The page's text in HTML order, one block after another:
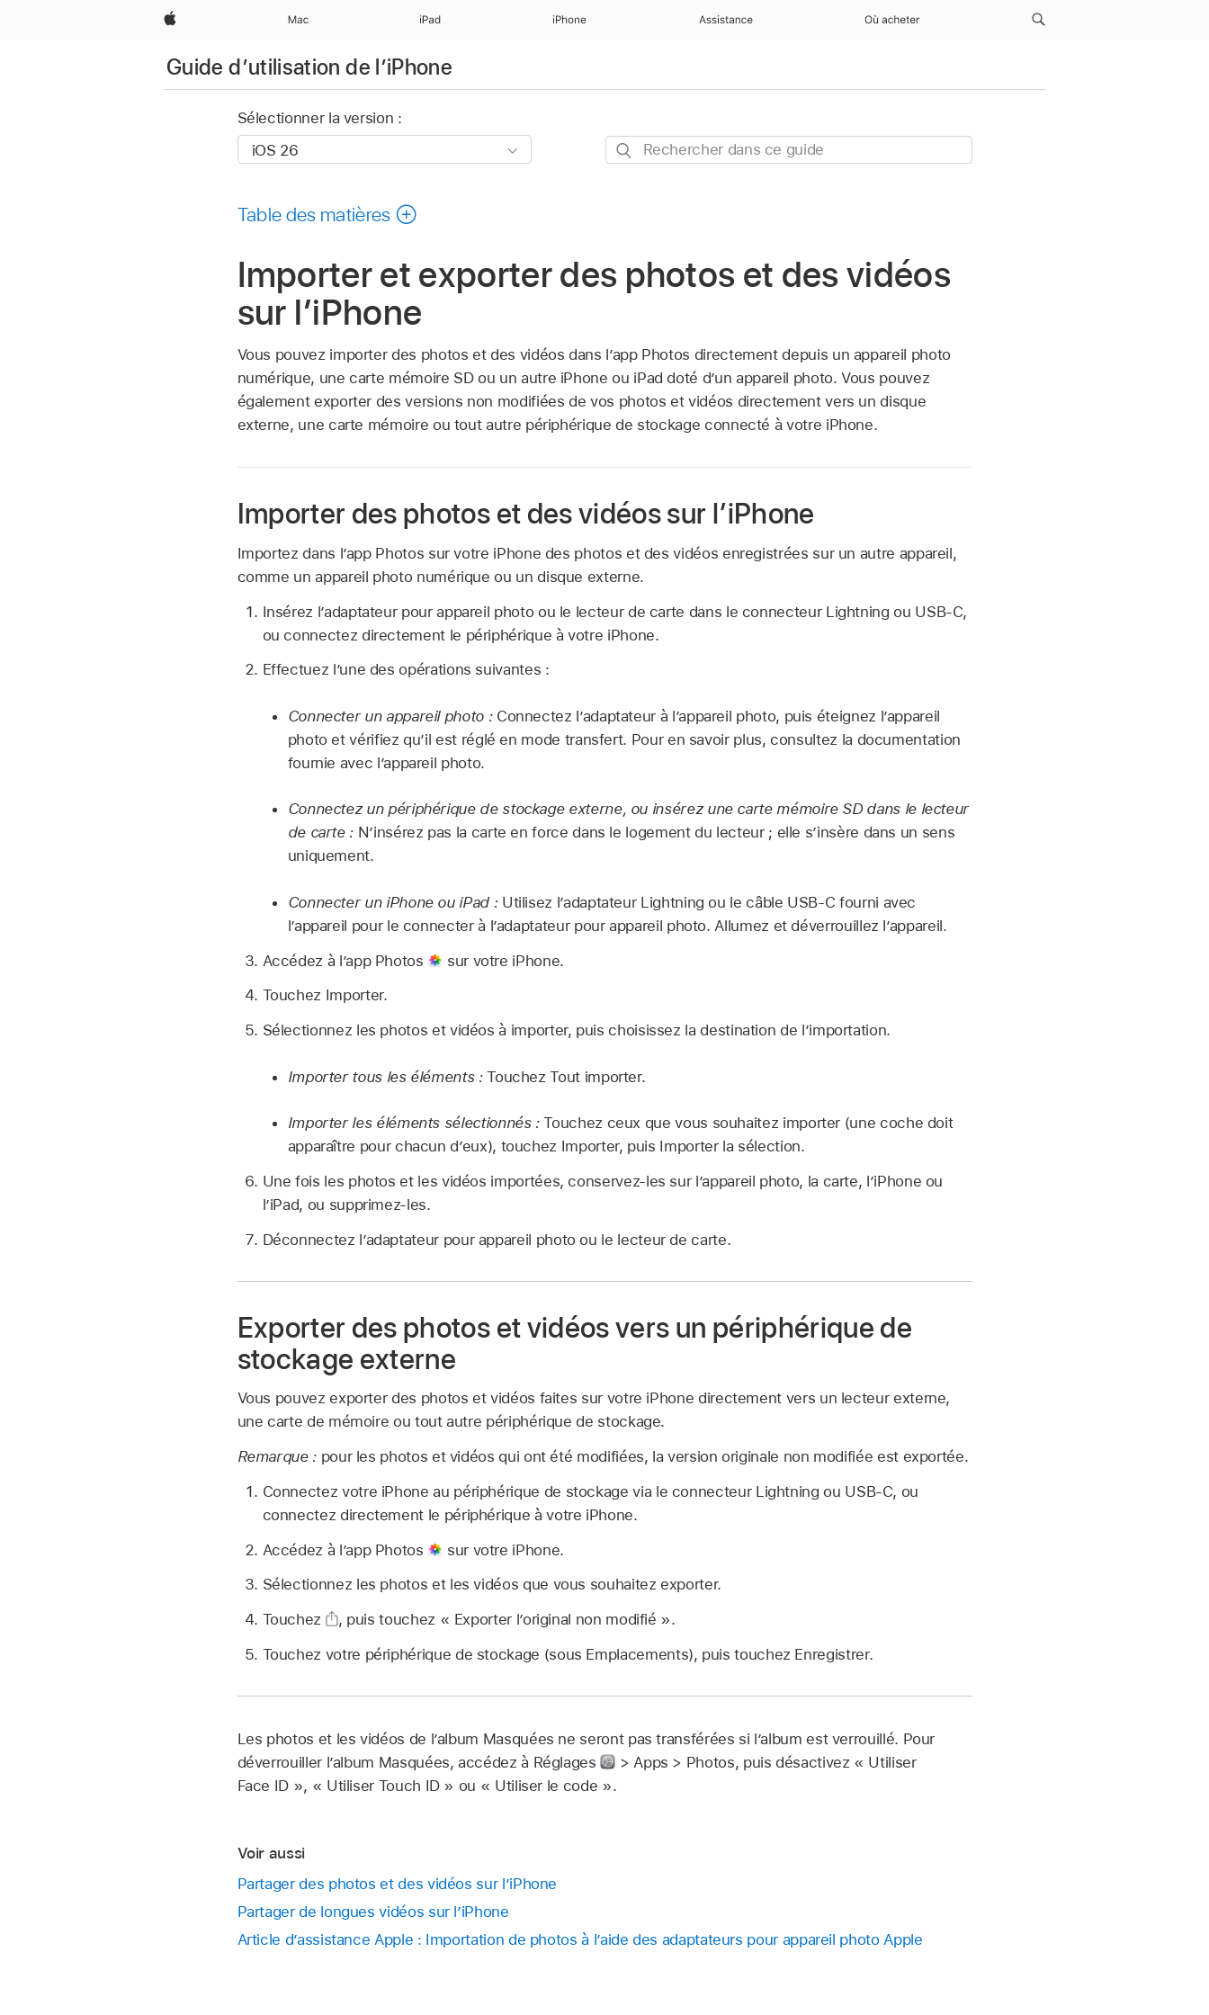
Apple Mac iPad iPhone Assistance Où acheter
Guide d’utilisation de l’iPhone
Sélectionner la version :
Rechercher
Table des matières
Importer et exporter des photos et des vidéos
sur l’iPhone
Vous pouvez importer des photos et des vidéos dans l’app Photos directement depuis un appareil photo
numérique, une carte mémoire SD ou un autre iPhone ou iPad doté d’un appareil photo. Vous pouvez
également exporter des versions non modifiées de vos photos et vidéos directement vers un disque
externe, une carte mémoire ou tout autre périphérique de stockage connecté à votre iPhone.
Importer des photos et des vidéos sur l’iPhone
Importez dans l’app Photos sur votre iPhone des photos et des vidéos enregistrées sur un autre appareil,
comme un appareil photo numérique ou un disque externe.
Insérez l’adaptateur pour appareil photo ou le lecteur de carte dans le connecteur Lightning ou USB-C,
ou connectez directement le périphérique à votre iPhone.
Effectuez l’une des opérations suivantes :
Connecter un appareil photo :Connectez l’adaptateur à l’appareil photo, puis éteignez l’appareil
photo et vérifiez qu’il est réglé en mode transfert. Pour en savoir plus, consultez la documentation
fournie avec l’appareil photo.
Connectez un périphérique de stockage externe, ou insérez une carte mémoire SD dans le lecteur
de carte : N’insérez pas la carte en force dans le logement du lecteur ; elle s’insère dans un sens
uniquement.
Connecter un iPhone ou iPad :Utilisez l’adaptateur Lightning ou le câble USB-C fourni avec
l’appareil pour le connecter à l’adaptateur pour appareil photo. Allumez et déverrouillez l’appareil.
Accédez à l’app Photos
sur votre iPhone.
Touchez Importer.
Sélectionnez les photos et vidéos à importer, puis choisissez la destination de l’importation.
Importer tous les éléments :Touchez Tout importer.
Importer les éléments sélectionnés :Touchez ceux que vous souhaitez importer (une coche doit
apparaître pour chacun d’eux), touchez Importer, puis Importer la sélection.
Une fois les photos et les vidéos importées, conservez-les sur l’appareil photo, la carte, l’iPhone ou
l’iPad, ou supprimez-les.
Déconnectez l’adaptateur pour appareil photo ou le lecteur de carte.
Exporter des photos et vidéos vers un périphérique de
stockage externe
Vous pouvez exporter des photos et vidéos faites sur votre iPhone directement vers un lecteur externe,
une carte de mémoire ou tout autre périphérique de stockage.
Remarque : pour les photos et vidéos qui ont été modifiées, la version originale non modifiée est exportée.
Connectez votre iPhone au périphérique de stockage via le connecteur Lightning ou USB-C, ou
connectez directement le périphérique à votre iPhone.
Accédez à l’app Photos
sur votre iPhone.
Sélectionnez les photos et les vidéos que vous souhaitez exporter.
Touchez
, puis touchez « Exporter l’original non modifié ».
Touchez votre périphérique de stockage (sous Emplacements), puis touchez Enregistrer.
Les photos et les vidéos de l’album Masquées ne seront pas transférées si l’album est verrouillé. Pour
déverrouiller l’album Masquées, accédez à Réglages
> Apps > Photos, puis désactivez « Utiliser
Face ID », « Utiliser Touch ID » ou « Utiliser le code ».
Voir aussi
Partager des photos et des vidéos sur l’iPhone
Partager de longues vidéos sur l’iPhone
Article d’assistance Apple : Importation de photos à l’aide des adaptateurs pour appareil photo Apple